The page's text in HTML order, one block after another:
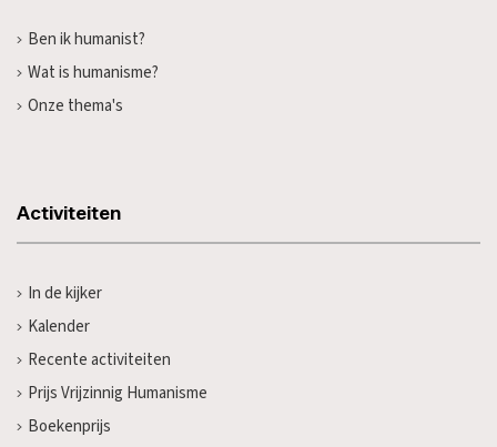
Ben ik humanist?
Wat is humanisme?
Onze thema's
Activiteiten
In de kijker
Kalender
Recente activiteiten
Prijs Vrijzinnig Humanisme
Boekenprijs